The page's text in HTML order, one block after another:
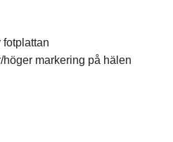
höger markering på hälen